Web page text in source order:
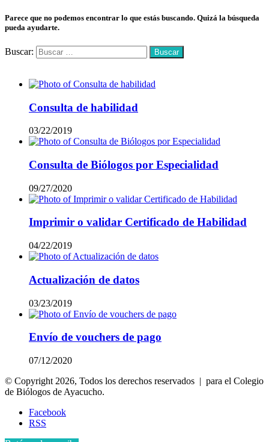
Parece que no podemos encontrar lo que estás buscando. Quizá la búsqueda
pueda ayudarte.
Buscar:
Consulta de habilidad
03/22/2019
Consulta de Biólogos por Especialidad
09/27/2020
Imprimir o validar Certificado de Habilidad
04/22/2019
Actualización de datos
03/23/2019
Envío de vouchers de pago
07/12/2020
© Copyright 2026, Todos los derechos reservados | para el Colegio
de Biólogos de Ayacucho.
Facebook
RSS